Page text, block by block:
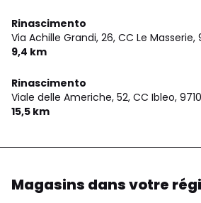
Rinascimento
Via Achille Grandi, 26, CC Le Masserie,
9,4 km
Rinascimento
Viale delle Americhe, 52, CC Ibleo,
15,5 km
Magasins dans votre